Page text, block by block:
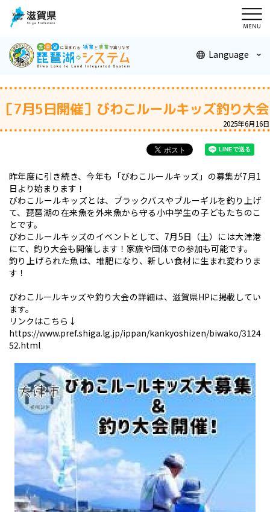
メニ
ュー
Language
［7月5日開催］びわこルールキッズ釣り大会
2025年6月16日
昨年度に引き続き、今年も「びわこルールキッズ」の募集が7月1
日より始まります！
びわこルールキッズとは、ブラックバスやブルーギルを釣り上げ
て、琵琶湖の在来魚を外来魚から守る小中学生の子どもたちのこ
とです。
びわこルールキッズのイベントとして、7月5日（土）には大津港
にて、釣り大会も開催します！家族や団体での参加も可能です。
釣り上げられた魚は、堆肥になり、新しい食材に生まれ変わりま
す！
びわこルールキッズや釣り大会の詳細は、滋賀県HPに掲載してい
ます。
リンクはこちら↓
https://www.pref.shiga.lg.jp/ippan/kankyoshizen/biwako/3124
52.html